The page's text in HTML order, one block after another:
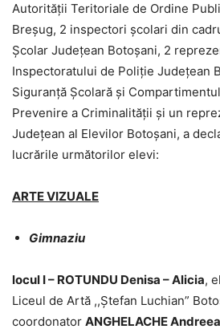
Autorității Teritoriale de Ordine
Breșug, 2 inspectori școlari din
Școlar Județean Botoșani, 2
Inspectoratului de Poliție Județean
Siguranță Școlară și
Prevenire a Criminalității și un
Județean al Elevilor Botoșani, a
lucrările următorilor elevi:
ARTE VIZUALE
Gimnaziu
locul I – ROTUNDU Denisa – Alicia,
Liceul de Artă ,,Ștefan Luchian”
coordonator ANGHELACHE Andreea